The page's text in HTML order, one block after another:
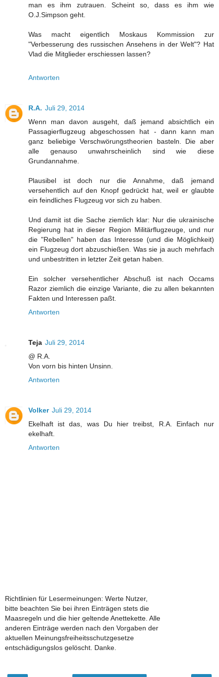
man es ihm zutrauen. Scheint so, dass es ihm wie
O.J.Simpson geht.
Was macht eigentlich Moskaus Kommission zur
"Verbesserung des russischen Ansehens in der Welt"? Hat
Vlad die Mitglieder erschiessen lassen?
Antworten
R.A. Juli 29, 2014
Wenn man davon ausgeht, daß jemand absichtlich ein
Passagierflugzeug abgeschossen hat - dann kann man
ganz beliebige Verschwörungstheorien basteln. Die aber
alle genauso unwahrscheinlich sind wie diese
Grundannahme.
Plausibel ist doch nur die Annahme, daß jemand
versehentlich auf den Knopf gedrückt hat, weil er glaubte
ein feindliches Flugzeug vor sich zu haben.
Und damit ist die Sache ziemlich klar: Nur die ukrainische
Regierung hat in dieser Region Militärflugzeuge, und nur
die "Rebellen" haben das Interesse (und die Möglichkeit)
ein Flugzeug dort abzuschießen. Was sie ja auch mehrfach
und unbestritten in letzter Zeit getan haben.
Ein solcher versehentlicher Abschuß ist nach Occams
Razor ziemlich die einzige Variante, die zu allen bekannten
Fakten und Interessen paßt.
Antworten
Teja Juli 29, 2014
@ R.A.
Von vorn bis hinten Unsinn.
Antworten
Volker Juli 29, 2014
Ekelhaft ist das, was Du hier treibst, R.A. Einfach nur
ekelhaft.
Antworten
Richtlinien für Lesermeinungen: Werte Nutzer,
bitte beachten Sie bei ihren Einträgen stets die
Maasregeln und die hier geltende Anettekette. Alle
anderen Einträge werden nach den Vorgaben der
aktuellen Meinungsfreiheitsschutzgesetze
entschädigungslos gelöscht. Danke.